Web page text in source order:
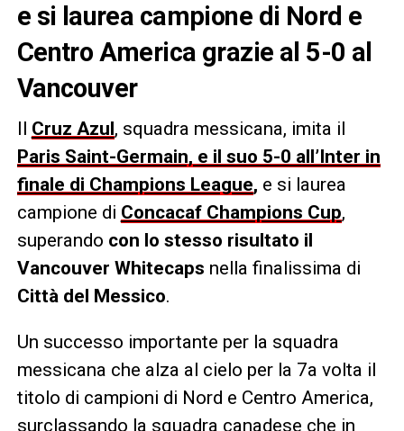
e si laurea campione di Nord e
Centro America grazie al 5-0 al
Vancouver
Cruz Azul , squadra messicana, imita il
Paris Saint-Germain, e il suo 5-0 all’Inter in
finale di Champions League, e si laurea
campione di Concacaf Champions Cup,
superando con lo stesso risultato il
Vancouver Whitecaps nella finalissima di
Città del Messico.
Un successo importante per la squadra
messicana che alza al cielo per la 7a volta il
titolo di campioni di Nord e Centro America,
surclassando la squadra canadese che in